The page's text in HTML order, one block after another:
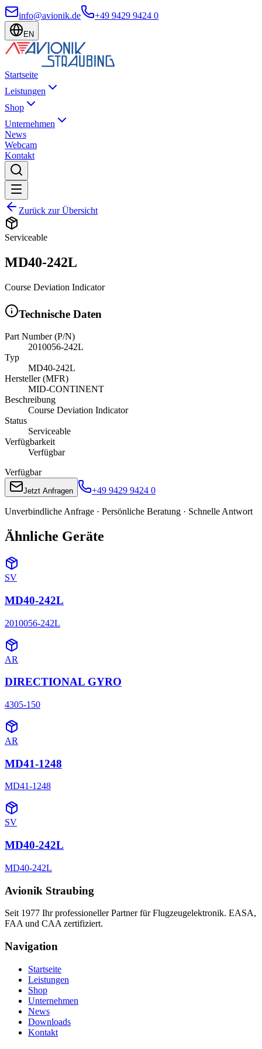
info@avionik.de +49 9429 9424 0
EN
Startseite
Leistungen
Shop
Unternehmen
News
Webcam
Kontakt
Zurück zur Übersicht
Serviceable
MD40-242L
Course Deviation Indicator
Technische Daten
Part Number (P/N)
2010056-242L
Typ
MD40-242L
Hersteller (MFR)
MID-CONTINENT
Beschreibung
Course Deviation Indicator
Status
Serviceable
Verfügbarkeit
Verfügbar
Verfügbar
Jetzt Anfragen +49 9429 9424 0
Unverbindliche Anfrage · Persönliche Beratung · Schnelle Antwort
Ähnliche Geräte
SV
MD40-242L
2010056-242L
AR
DIRECTIONAL GYRO
4305-150
AR
MD41-1248
MD41-1248
SV
MD40-242L
MD40-242L
Avionik Straubing
Seit 1977 Ihr professioneller Partner für Flugzeugelektronik. EASA,
FAA und CAA zertifiziert.
Navigation
Startseite
Leistungen
Shop
Unternehmen
News
Downloads
Kontakt